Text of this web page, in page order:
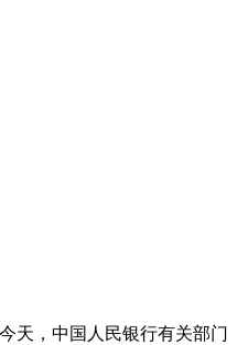
天，中国人民银行有关部门